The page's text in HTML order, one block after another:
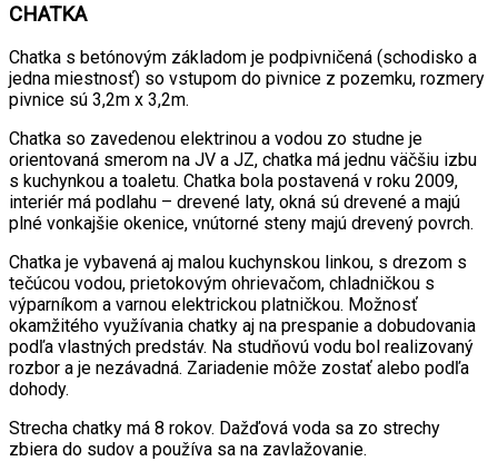
CHATKA
Chatka s betónovým základom je podpivničená (schodisko a
jedna miestnosť) so vstupom do pivnice z pozemku, rozmery
pivnice sú 3,2m x 3,2m.
Chatka so zavedenou elektrinou a vodou zo studne je
orientovaná smerom na JV a JZ, chatka má jednu väčšiu izbu
s kuchynkou a toaletu. Chatka bola postavená v roku 2009,
interiér má podlahu – drevené laty, okná sú drevené a majú
plné vonkajšie okenice, vnútorné steny majú drevený povrch.
Chatka je vybavená aj malou kuchynskou linkou, s drezom s
tečúcou vodou, prietokovým ohrievačom, chladničkou s
výparníkom a varnou elektrickou platničkou. Možnosť
okamžitého využívania chatky aj na prespanie a dobudovania
podľa vlastných predstáv. Na studňovú vodu bol realizovaný
rozbor a je nezávadná. Zariadenie môže zostať alebo podľa
dohody.
Strecha chatky má 8 rokov. Dažďová voda sa zo strechy
zbiera do sudov a používa sa na zavlažovanie.